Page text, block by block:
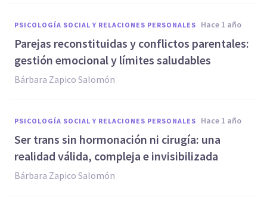
PSICOLOGÍA SOCIAL Y RELACIONES PERSONALES hace 1 año
Parejas reconstituidas y conflictos parentales:
gestión emocional y límites saludables
Bárbara Zapico Salomón
PSICOLOGÍA SOCIAL Y RELACIONES PERSONALES hace 1 año
Ser trans sin hormonación ni cirugía: una
realidad válida, compleja e invisibilizada
Bárbara Zapico Salomón